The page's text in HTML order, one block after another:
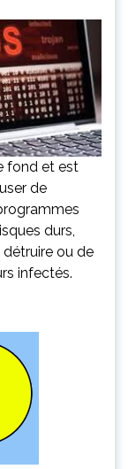
fond et est
de
durs,
détruire ou de
infectés.